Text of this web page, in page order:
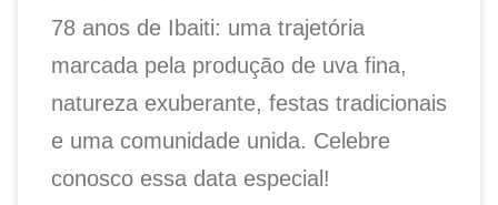
78 anos de Ibaiti: uma trajetória
marcada pela produção de uva fina,
natureza exuberante, festas tradicionais
e uma comunidade unida. Celebre
conosco essa data especial!